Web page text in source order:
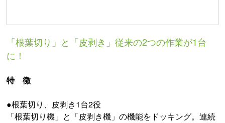
「根葉切り」と「皮剥き」従来の2つの作業が1台
に！
特 徴
●根葉切り、皮剥き1台2役
「根葉切り機」と「皮剥き機」の機能をドッキング。連続